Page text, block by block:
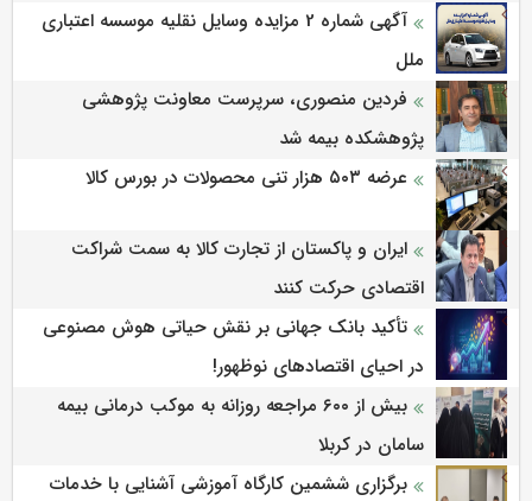
آگهی شماره 2 مزایده وسایل نقلیه موسسه اعتباری
ملل
فردین منصوری، سرپرست معاونت پژوهشی
پژوهشكده بیمه شد
عرضه ۵۰۳ هزار تنی محصولات در بورس کالا
ایران و پاکستان از تجارت کالا به سمت شراکت
اقتصادی حرکت کنند
تأکید بانک جهانی بر نقش حیاتی هوش مصنوعی
در احیای اقتصادهای نوظهور!
بیش از ۶۰۰ مراجعه روزانه به موکب درمانی بیمه
سامان در کربلا
برگزاری ششمین كارگاه آموزشی آشنایی با خدمات